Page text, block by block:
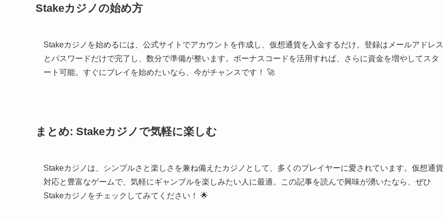
Stakeカジノの始め方
Stakeカジノを始めるには、公式サイトでアカウントを作成し、仮想通貨を入金するだけ。登録はメールアドレス
とパスワードだけで完了し、数分で準備が整います。ボーナスコードを活用すれば、さらに資金を増やしてスタ
ート可能。すぐにプレイを始めたいなら、今がチャンスです！ 🚀
まとめ: Stakeカジノで気軽に楽しむ
Stakeカジノは、シンプルさと楽しさを兼ね備えたカジノとして、多くのプレイヤーに愛されています。仮想通貨
対応と豊富なゲームで、気軽にギャンブルを楽しみたい人に最適。この記事を読んで興味が湧いたなら、ぜひ
Stakeカジノをチェックしてみてください！ 🌟